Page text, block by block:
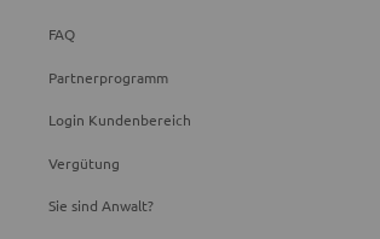
FAQ
Partnerprogramm
Login Kundenbereich
Vergütung
Sie sind Anwalt?